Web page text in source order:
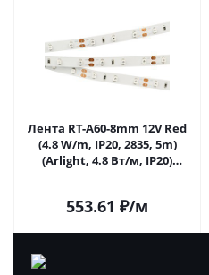
Лента RT-A60-8mm 12V Red
(4.8 W/m, IP20, 2835, 5m)
(Arlight, 4.8 Вт/м, IP20)
553.61 ₽/м